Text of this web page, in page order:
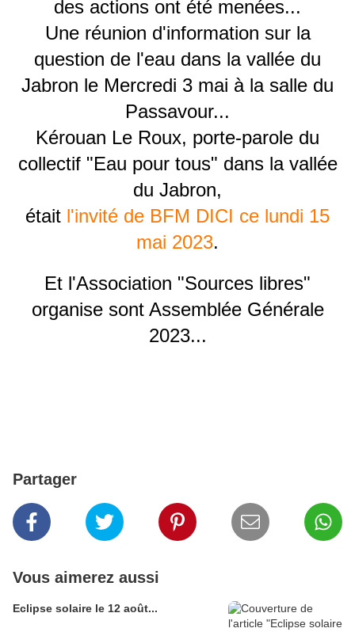
des actions ont été menées...
Une réunion d'information sur la
question de l'eau dans la vallée du
Jabron le Mercredi 3 mai à la salle du
Passavour...
Kérouan Le Roux, porte-parole du
collectif "Eau pour tous" dans la vallée
du Jabron,
était l'invité de BFM DICI ce lundi 15
mai 2023.
Et l'Association "Sources libres"
organise sont Assemblée Générale
2023...
Partager
Vous aimerez aussi
Eclipse solaire le 12 août...